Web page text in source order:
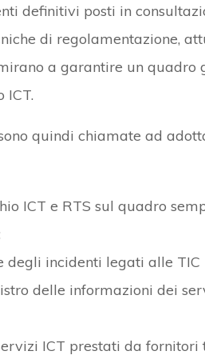
definitivi posti in
di regolamentazione,
a garantire un quadro
ICT.
quindi chiamate ad
ICT e RTS sul quadro
incidenti legati alle TIC
delle informazioni dei
ICT prestati da fornitori